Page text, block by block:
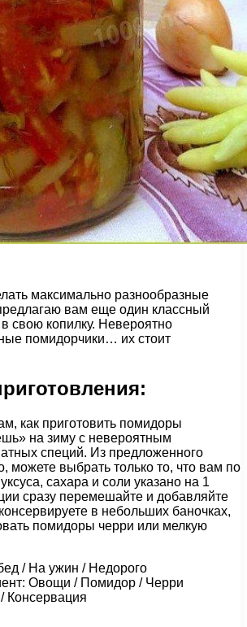
максимально разнообразные
вам еще один классный
свою копилку. Невероятно
помидорчики… их стоит
как приготовить помидоры
на зиму с невероятным
специй. Из предложенного
можете выбрать только то, что вам по
сахара и соли указано на 1
сразу перемешайте и добавляйте
в небольших баночках,
помидоры черри или мелкую
/ На ужин / Недорого
Овощи / Помидор / Черри
Консервация